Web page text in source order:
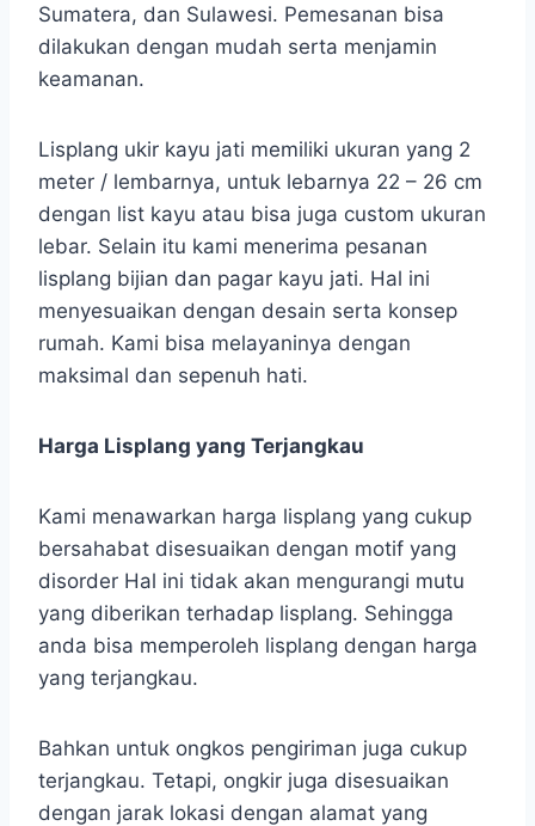
Sumatera, dan Sulawesi. Pemesanan bisa
dilakukan dengan mudah serta menjamin
keamanan.
Lisplang ukir kayu jati memiliki ukuran yang 2
meter / lembarnya, untuk lebarnya 22 – 26 cm
dengan list kayu atau bisa juga custom ukuran
lebar. Selain itu kami menerima pesanan
lisplang bijian dan pagar kayu jati. Hal ini
menyesuaikan dengan desain serta konsep
rumah. Kami bisa melayaninya dengan
maksimal dan sepenuh hati.
Harga Lisplang yang Terjangkau
Kami menawarkan harga lisplang yang cukup
bersahabat disesuaikan dengan motif yang
disorder Hal ini tidak akan mengurangi mutu
yang diberikan terhadap lisplang. Sehingga
anda bisa memperoleh lisplang dengan harga
yang terjangkau.
Bahkan untuk ongkos pengiriman juga cukup
terjangkau. Tetapi, ongkir juga disesuaikan
dengan jarak lokasi dengan alamat yang